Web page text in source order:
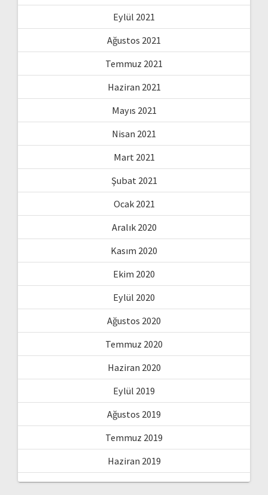
Eylül 2021
Ağustos 2021
Temmuz 2021
Haziran 2021
Mayıs 2021
Nisan 2021
Mart 2021
Şubat 2021
Ocak 2021
Aralık 2020
Kasım 2020
Ekim 2020
Eylül 2020
Ağustos 2020
Temmuz 2020
Haziran 2020
Eylül 2019
Ağustos 2019
Temmuz 2019
Haziran 2019